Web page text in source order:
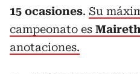
15 ocasiones. Su
campeonato es
anotaciones.